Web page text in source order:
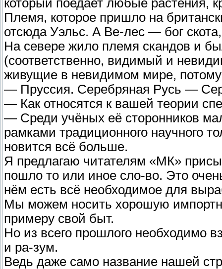
который поедает любые растения,
Племя, которое пришло на
отсюда Уэльс. А Ве-лес — бог
На севере жило племя скандов и
(соответственно, видимый и
живущие в невидимом мире,
— Пруссия. Серебряная Русь —
— Как относятся к вашей теории
— Среди учёных её сторонников
рамками традиционного научного
новится всё больше.
Я предлагаю читателям «МК»
пошло то или иное сло-во. Это
нём есть всё необходимое для
Мы можем носить хорошую
примеру свой быт.
Но из всего прошлого необходимо
и ра-зум.
Ведь даже само название нашей